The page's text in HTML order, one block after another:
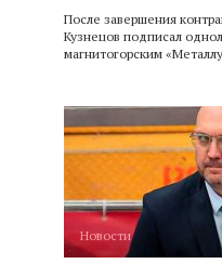
После завершения
Кузнецов подписал
магнитогорским
Новости